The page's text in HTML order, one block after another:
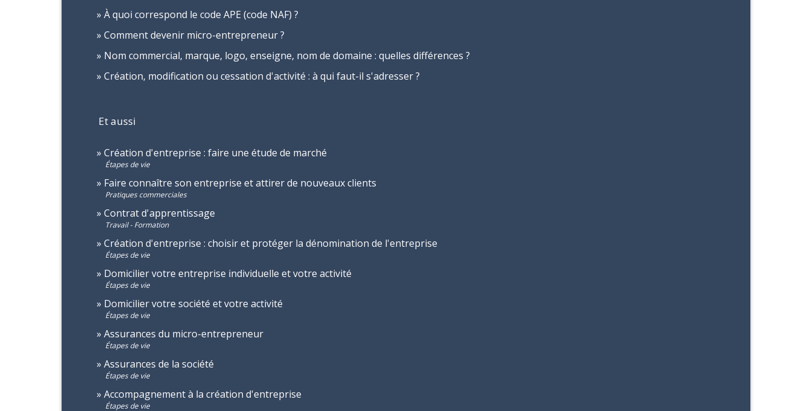
À quoi correspond le code APE (code NAF) ?
Comment devenir micro-entrepreneur ?
Nom commercial, marque, logo, enseigne, nom de domaine : quelles différences ?
Création, modification ou cessation d'activité : à qui faut-il s'adresser ?
Et aussi
Création d'entreprise : faire une étude de marché
Étapes de vie
Faire connaître son entreprise et attirer de nouveaux clients
Pratiques commerciales
Contrat d'apprentissage
Travail - Formation
Création d'entreprise : choisir et protéger la dénomination de l'entreprise
Étapes de vie
Domicilier votre entreprise individuelle et votre activité
Étapes de vie
Domicilier votre société et votre activité
Étapes de vie
Assurances du micro-entrepreneur
Étapes de vie
Assurances de la société
Étapes de vie
Accompagnement à la création d'entreprise
Étapes de vie